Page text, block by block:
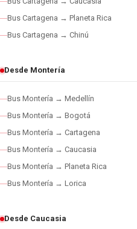
Bus Cartagena → Planeta Rica
Bus Cartagena → Chinú
Desde Montería
Bus Montería → Medellín
Bus Montería → Bogotá
Bus Montería → Cartagena
Bus Montería → Caucasia
Bus Montería → Planeta Rica
Bus Montería → Lorica
Desde Caucasia